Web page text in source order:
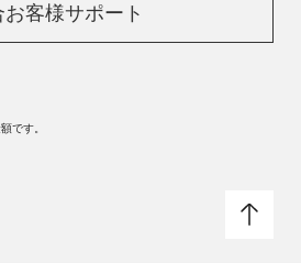
お客様サポート
です。